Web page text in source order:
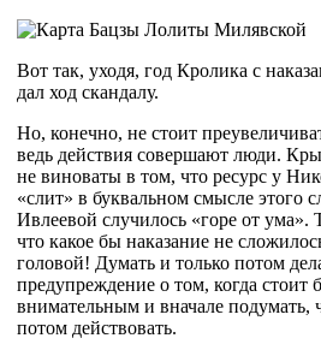
Вот так, уходя, год Кролика с
дал ход скандалу.
Но, конечно, не стоит
ведь действия совершают люди.
не виноваты в том, что ресурс у
«слит» в буквальном смысле этого
Ивлеевой случилось «горе от ума».
что какое бы наказание не
головой! Думать и только потом
предупреждение о том, когда стоит
внимательным и вначале подумать,
потом действовать.